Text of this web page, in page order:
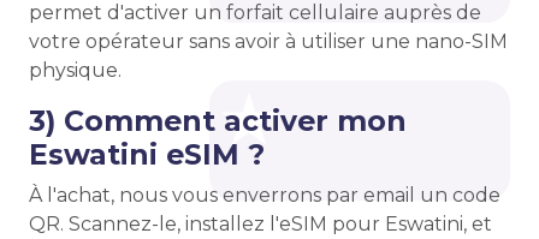
permet d'activer un forfait cellulaire auprès de
votre opérateur sans avoir à utiliser une nano-SIM
physique.
3) Comment activer mon
Eswatini eSIM ?
À l'achat, nous vous enverrons par email un code
QR. Scannez-le, installez l'eSIM pour Eswatini, et